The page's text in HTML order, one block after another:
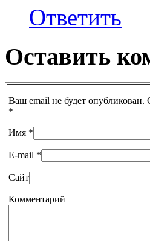
Ответить
Оставить
Ваш email не будет опубликован.
*
Имя *
E-mail *
Сайт
Комментарий